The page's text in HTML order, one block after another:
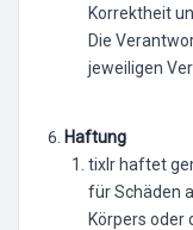
Korrektheit
Die
jeweiligen
Haftung
tixlr haftet
für Schäden
Körpers oder